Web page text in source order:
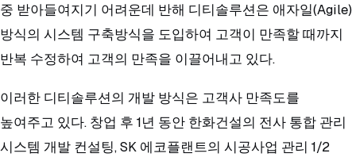
중 받아들여지기 어려운데 반해 디티솔루션은 애자일(Agile)
방식의 시스템 구축방식을 도입하여 고객이 만족할 때까지
반복 수정하여 고객의 만족을 이끌어내고 있다.
이러한 디티솔루션의 개발 방식은 고객사 만족도를
높여주고 있다. 창업 후 1년 동안 한화건설의 전사 통합 관리
시스템 개발 컨설팅, SK 에코플랜트의 시공사업 관리 1/2